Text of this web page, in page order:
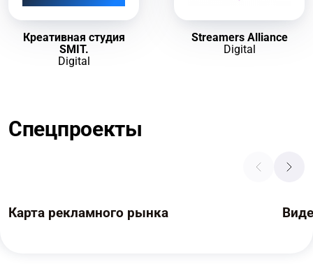
Креативная студия
SMIT.
Digital
Streamers Alliance
Digital
Спецпроекты
Карта рекламного рынка